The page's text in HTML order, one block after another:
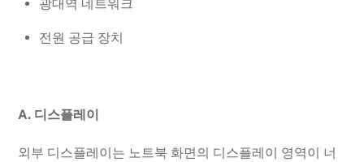
광대역 네트워크
전원 공급 장치
A. 디스플레이
외부 디스플레이는 노트북 화면의 디스플레이 영역이 너